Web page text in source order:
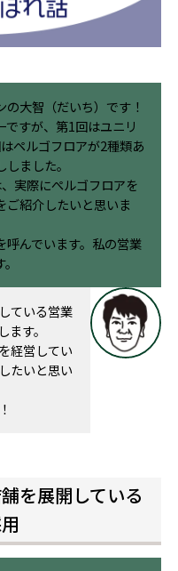
の大智（だいち）です！
ですが、第1回はユニリ
ペルゴフロアが2種類あ
ました。
実際にぺルゴフロアを
ご紹介したいと思いま
呼んでいます。私の営業
ている営業
す。
経営してい
たいと思い
を展開している